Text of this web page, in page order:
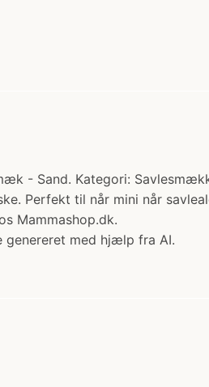
- Sand. Kategori:
Perfekt til når mini når
Mammashop.dk.
genereret med hjælp fra AI.